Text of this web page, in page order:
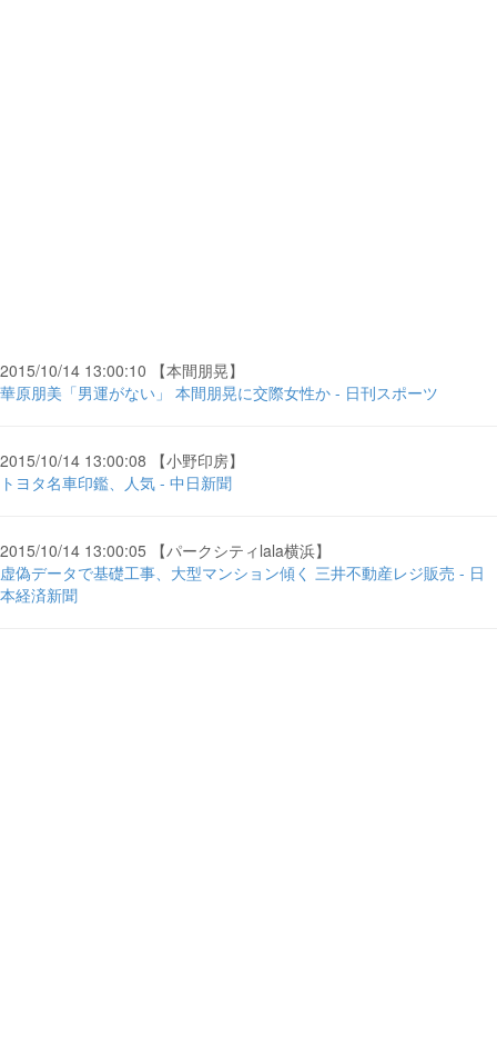
2015/10/14 13:00:10 【本間朋晃】
華原朋美「男運がない」 本間朋晃に交際女性か - 日刊スポーツ
2015/10/14 13:00:08 【小野印房】
トヨタ名車印鑑、人気 - 中日新聞
2015/10/14 13:00:05 【パークシティlala横浜】
虚偽データで基礎工事、大型マンション傾く 三井不動産レジ販売 - 日
本経済新聞